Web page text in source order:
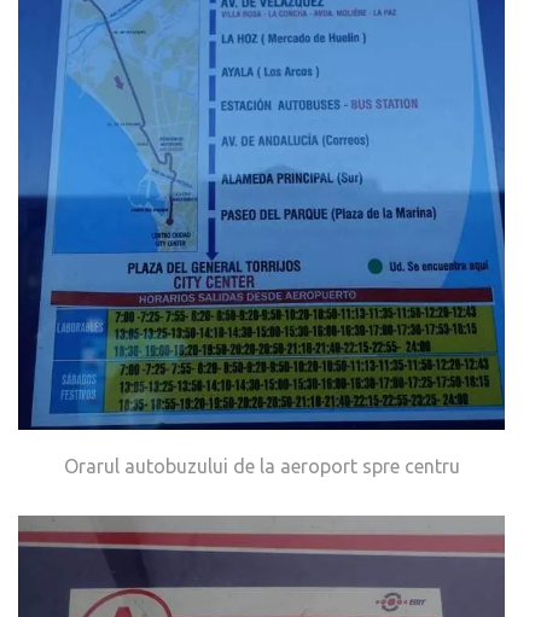
Orarul autobuzului de la aeroport spre centru